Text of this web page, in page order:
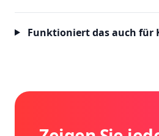
Funktioniert das auch für